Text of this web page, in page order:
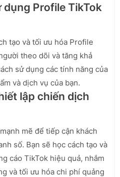
dụng Profile TikTok
tạo và tối ưu hóa Profile
theo dõi và tăng khả
sử dụng các tính năng của
và dịch vụ của bạn.
lập chiến dịch
mẽ để tiếp cận khách
số. Bạn sẽ học cách tạo và
cáo TikTok hiệu quả, nhắm
và tối ưu hóa chi phí quảng